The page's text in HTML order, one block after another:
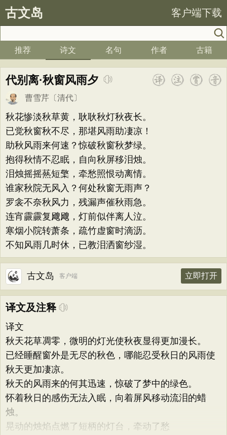
古文岛 客户端下载
推荐 诗文 名句 作者 古籍
代别离·秋窗风雨夕
曹雪芹 〔清代〕
秋花惨淡秋草黄，耿耿秋灯秋夜长。
已觉秋窗秋不尽，那堪风雨助凄凉！
助秋风雨来何速？惊破秋窗秋梦绿。
抱得秋情不忍眠，自向秋屏移泪烛。
泪烛摇摇爇短檠，牵愁照恨动离情。
谁家秋院无风入？何处秋窗无雨声？
罗衾不奈秋风力，残漏声催秋雨急。
连宵霢霢复飕飕，灯前似伴离人泣。
寒烟小院转萧条，疏竹虚窗时滴沥。
不知风雨几时休，已教泪洒窗纱湿。
古文岛 客户端 立即打开
译文及注释
译文
秋天花草凋零，微明的灯光使秋夜显得更加漫长。
已经睡醒窗外是无尽的秋色，哪能忍受秋日的风雨使
秋天更加凄凉。
秋天的风雨来的何其迅速，惊破了梦中的绿色。
怀着秋日的感伤无法入眠，向着屏风移动流泪的蜡
烛。
晃动的烛焰点燃了短柄的灯台，牵动了愁